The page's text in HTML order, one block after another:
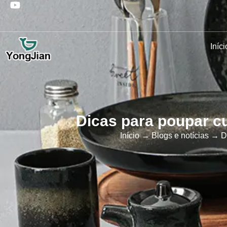
Dicas para poupar
Início→Blogs e notícias→